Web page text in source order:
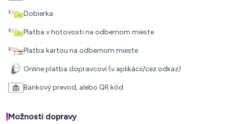
Dobierka
Platba v hotovosti na odbernom mieste
Platba kartou na odbernom mieste
Online platba dopravcovi (v aplikácii/cez odkaz)
Bankový prevod, alebo QR kód
Možnosti dopravy